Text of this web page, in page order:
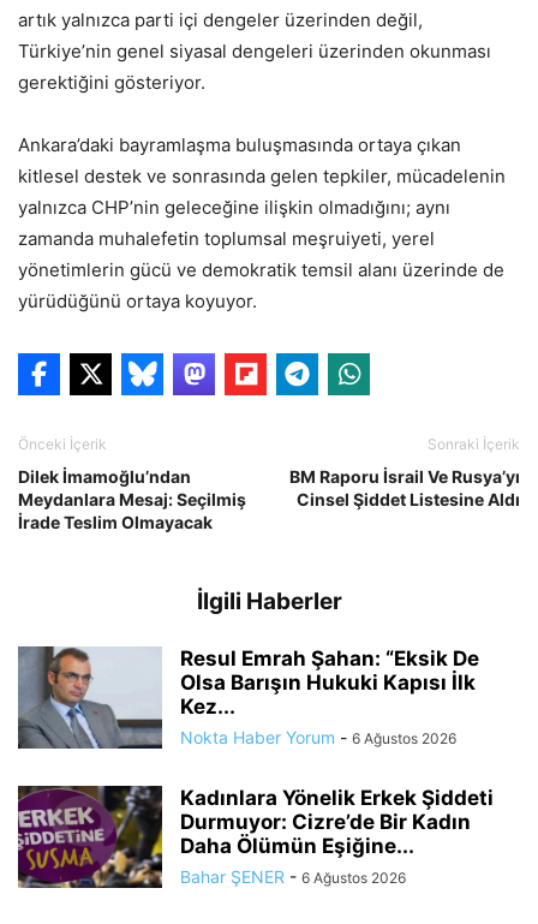
artık yalnızca parti içi dengeler üzerinden değil,
Türkiye’nin genel siyasal dengeleri üzerinden okunması
gerektiğini gösteriyor.
Ankara’daki bayramlaşma buluşmasında ortaya çıkan
kitlesel destek ve sonrasında gelen tepkiler, mücadelenin
yalnızca CHP’nin geleceğine ilişkin olmadığını; aynı
zamanda muhalefetin toplumsal meşruiyeti, yerel
yönetimlerin gücü ve demokratik temsil alanı üzerinde de
yürüdüğünü ortaya koyuyor.
Önceki İçerik
Dilek İmamoğlu’ndan
Meydanlara Mesaj: Seçilmiş
İrade Teslim Olmayacak
Sonraki İçerik
BM Raporu İsrail Ve Rusya’yı
Cinsel Şiddet Listesine Aldı
İlgili Haberler
Resul Emrah Şahan: “Eksik De
Olsa Barışın Hukuki Kapısı İlk
Kez...
Nokta Haber Yorum - 6 Ağustos 2026
Kadınlara Yönelik Erkek Şiddeti
Durmuyor: Cizre’de Bir Kadın
Daha Ölümün Eşiğine...
Bahar ŞENER - 6 Ağustos 2026